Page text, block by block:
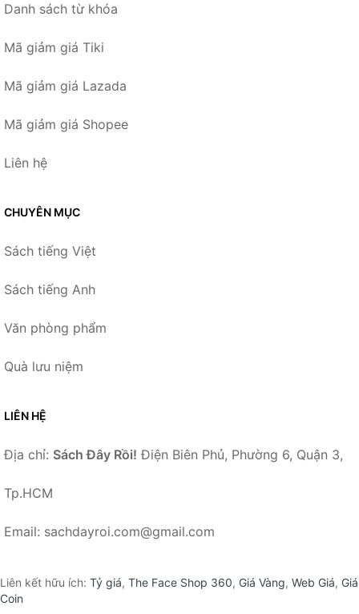
Danh sách từ khóa
Mã giảm giá Tiki
Mã giảm giá Lazada
Mã giảm giá Shopee
Liên hệ
CHUYÊN MỤC
Sách tiếng Việt
Sách tiếng Anh
Văn phòng phẩm
Quà lưu niệm
LIÊN HỆ
Địa chỉ: Sách Đây Rồi! Điện Biên Phủ, Phường 6, Quận 3,
Tp.HCM
Email: sachdayroi.com@gmail.com
Liên kết hữu ích: Tỷ giá, The Face Shop 360, Giá Vàng, Web Giá, Giá
Coin